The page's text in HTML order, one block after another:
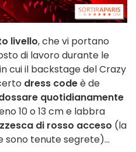
livello, che vi portano
di lavoro durante le
cui il backstage del Crazy
dress codeè de
quotidianamente
10 o 13 cm e labbra
di rosso acceso (la
sono tenute segrete)...